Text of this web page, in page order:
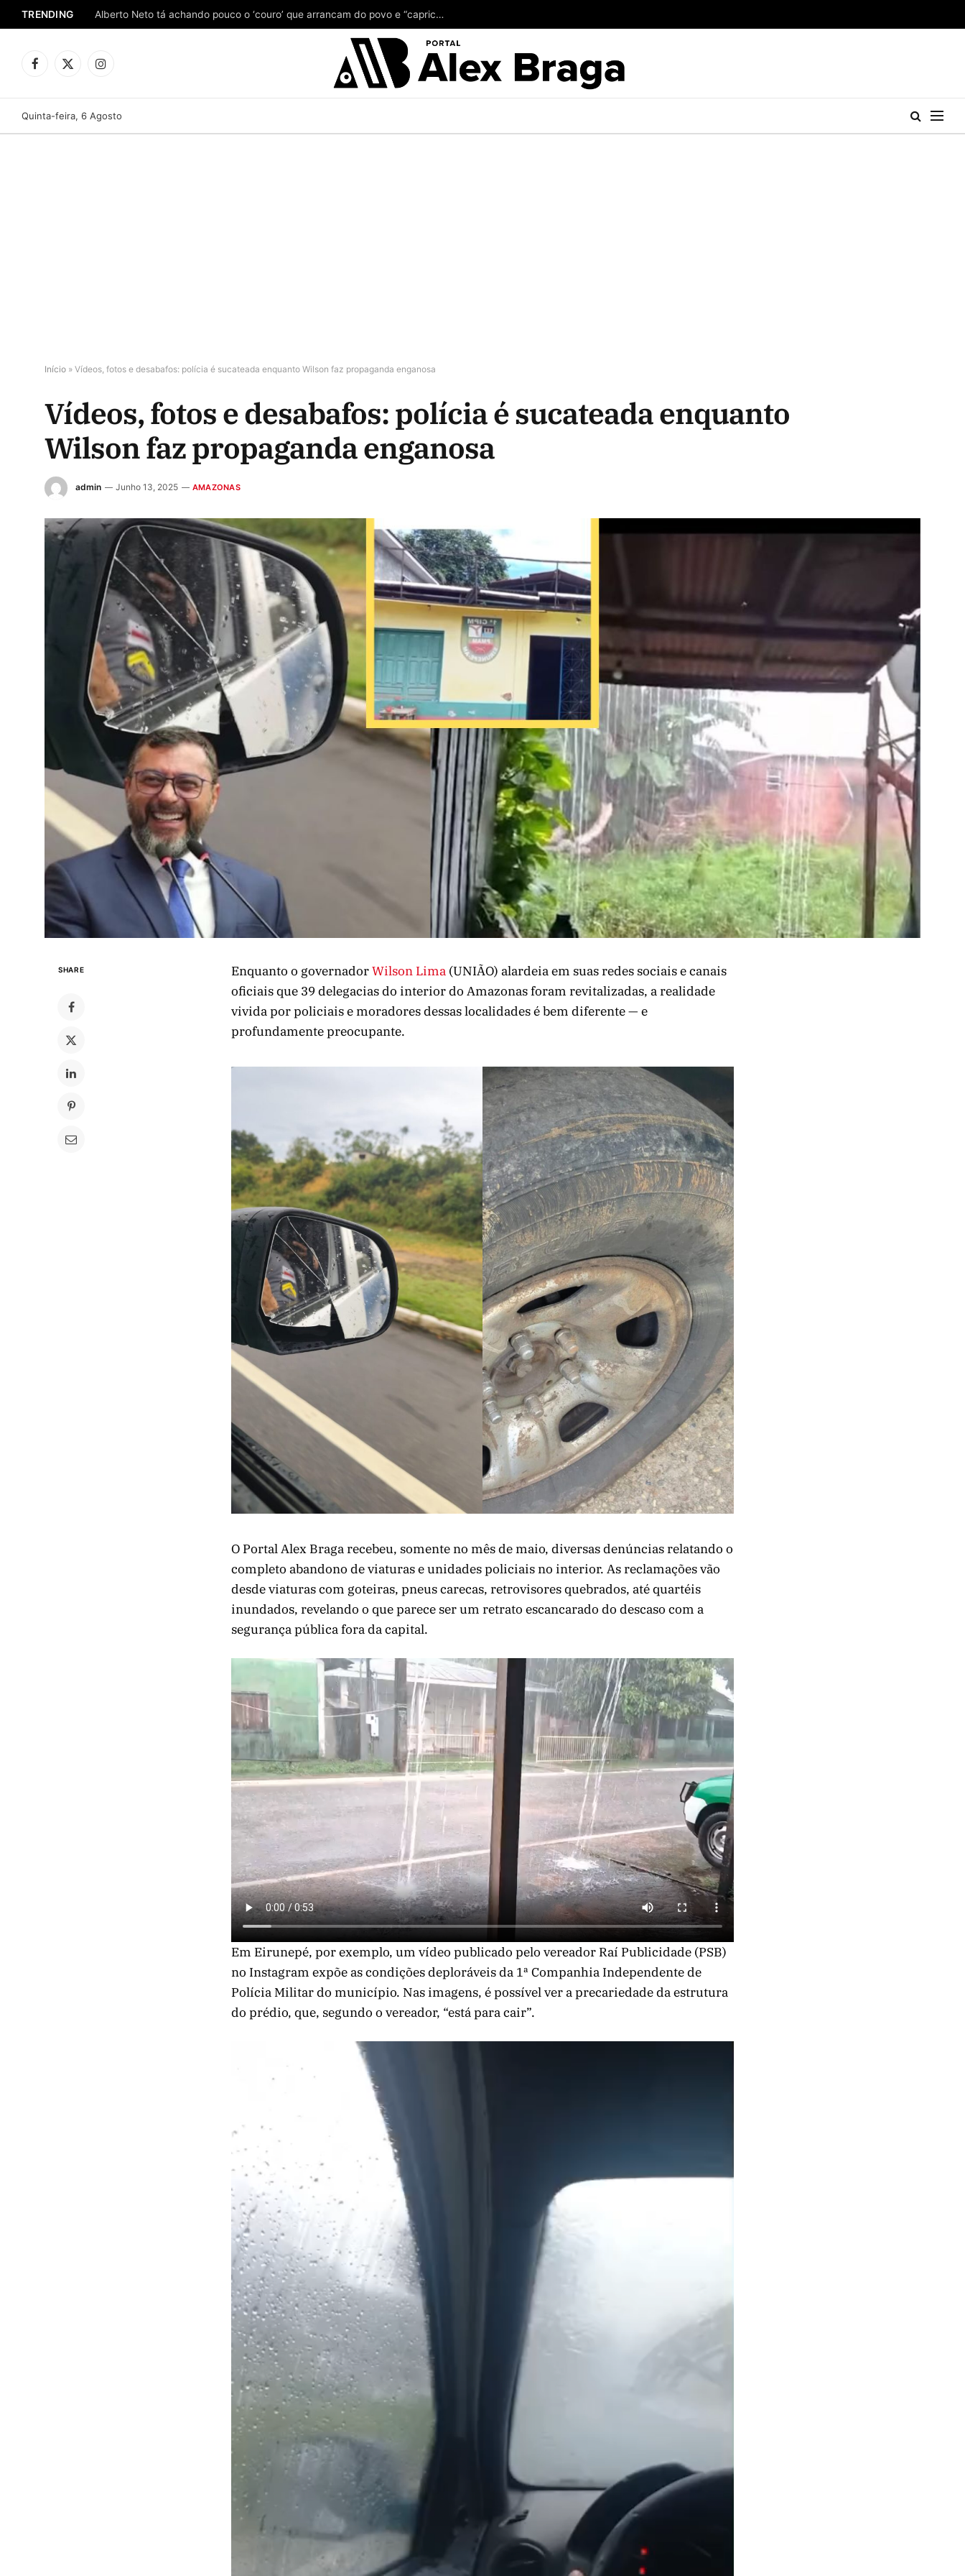
TRENDING Alberto Neto tá achando pouco o ‘couro’ que arrancam do povo e “capricha” no suplente
Facebook
X
Instagram
Quinta-feira, 6 Agosto
Início » Vídeos, fotos e desabafos: polícia é sucateada enquanto Wilson faz propaganda enganosa
Vídeos, fotos e desabafos: polícia é sucateada enquanto
Wilson faz propaganda enganosa
admin Junho 13, 2025 AMAZONAS
SHARE Enquanto o governadorWilson Lima (UNIÃO) alardeia em suas redes sociais e canais
oficiais que 39 delegacias do interior do Amazonas foram revitalizadas, a realidade
vivida por policiais e moradores dessas localidades é bem diferente — e
profundamente preocupante.
O Portal Alex Braga recebeu, somente no mês de maio, diversas denúncias relatando o
completo abandono de viaturas e unidades policiais no interior. As reclamações vão
desde viaturas com goteiras, pneus carecas, retrovisores quebrados, até quartéis
inundados, revelando o que parece ser um retrato escancarado do descaso com a
segurança pública fora da capital.
Em Eirunepé, por exemplo, um vídeo publicado pelo vereador Raí Publicidade (PSB)
no Instagram expõe as condições deploráveis da 1ª Companhia Independente de
Polícia Militar do município. Nas imagens, é possível ver a precariedade da estrutura
do prédio, que, segundo o vereador, “está para cair”.